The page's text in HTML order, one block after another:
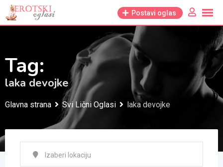
Skip
to
Postavi oglas
Tag:
laka devojke
Glavna strana Svi Lični Oglasi laka devojke